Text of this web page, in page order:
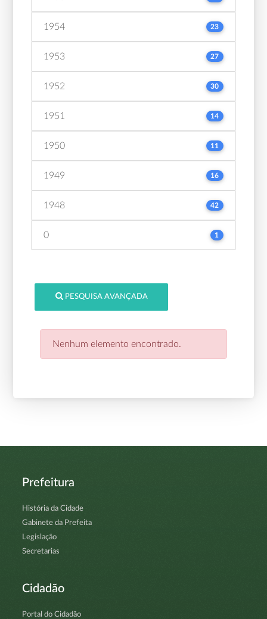
1954 23
1953 27
1952 30
1951 14
1950 11
1949 16
1948 42
0 1
PESQUISA AVANÇADA
Nenhum elemento encontrado.
Prefeitura
História da Cidade
Gabinete da Prefeita
Legislação
Secretarias
Cidadão
Portal do Cidadão